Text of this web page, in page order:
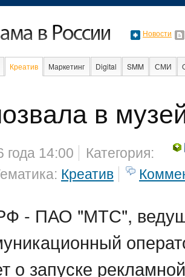
Новости
Креатив Маркетинг Digital SMM СМИ
в
года 14:00
Категория:
Креатив
- ПАО "МТС",
о запуске